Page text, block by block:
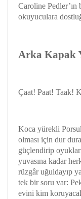
Caroline
okuyuculara
Arka Kapak
Çaat! Paat! Taak!
Koca yürekli
olması için dur
güçlendirip
yuvasına kadar
rüzgâr uğuldayıp
tek bir soru var:
evini kim